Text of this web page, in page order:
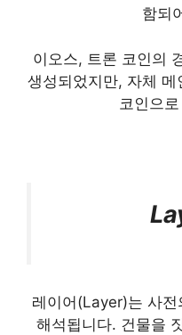
함되
이오스, 트론 코인의
생성되었지만, 자체
코인으
레이어(Layer)는 사
해석됩니다. 건물을